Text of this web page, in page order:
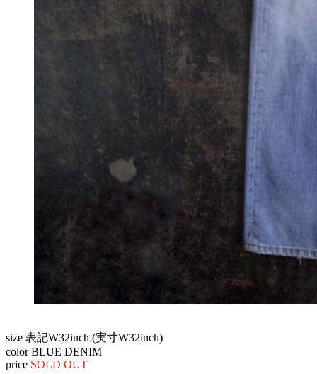
size 表記W32inch (実寸W32inch)
color BLUE DENIM
price SOLD OUT